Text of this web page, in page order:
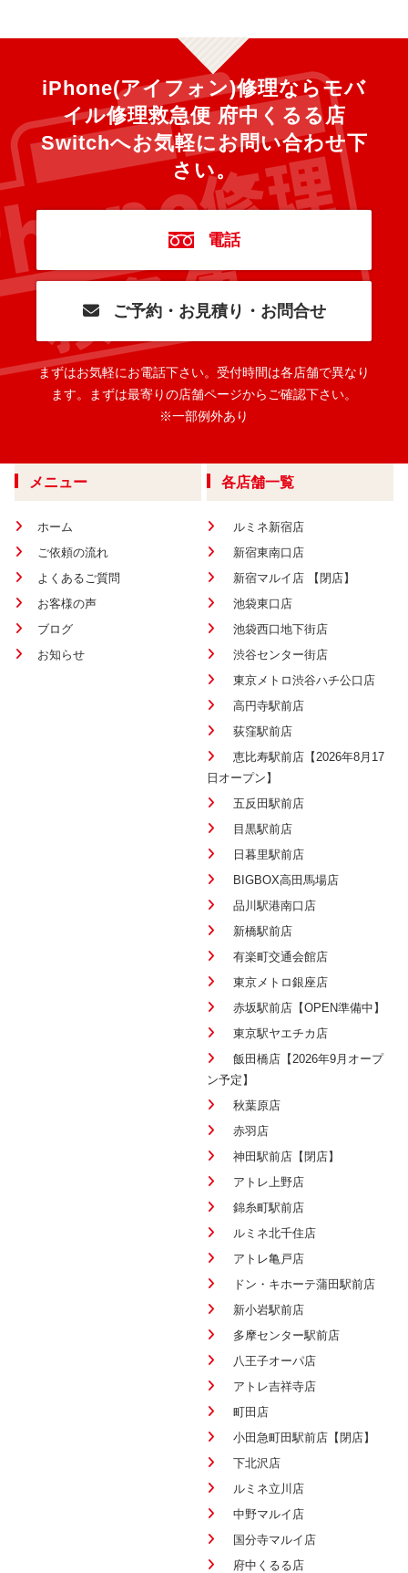
iPhone(アイフォン)修理ならモバ
イル修理救急便 府中くるる店
Switchへお気軽にお問い合わせ下
さい。
電話
ご予約・お見積り・お問合せ
まずはお気軽にお電話下さい。 受付時間は各店舗で異なり
ます。
まずは最寄りの店舗ページからご確認下さい。
※一部例外あり
メニュー
ホーム
ご依頼の流れ
よくあるご質問
お客様の声
ブログ
お知らせ
各店舗一覧
ルミネ新宿店
新宿東南口店
新宿マルイ店 【閉店】
池袋東口店
池袋西口地下街店
渋谷センター街店
東京メトロ渋谷ハチ公口店
高円寺駅前店
荻窪駅前店
恵比寿駅前店【2026年8月17
日オープン】
五反田駅前店
目黒駅前店
日暮里駅前店
BIGBOX高田馬場店
品川駅港南口店
新橋駅前店
有楽町交通会館店
東京メトロ銀座店
赤坂駅前店【OPEN準備中】
東京駅ヤエチカ店
飯田橋店【2026年9月オープ
ン予定】
秋葉原店
赤羽店
神田駅前店【閉店】
アトレ上野店
錦糸町駅前店
ルミネ北千住店
アトレ亀戸店
ドン・キホーテ蒲田駅前店
新小岩駅前店
多摩センター駅前店
八王子オーパ店
アトレ吉祥寺店
町田店
小田急町田駅前店【閉店】
下北沢店
ルミネ立川店
中野マルイ店
国分寺マルイ店
府中くるる店